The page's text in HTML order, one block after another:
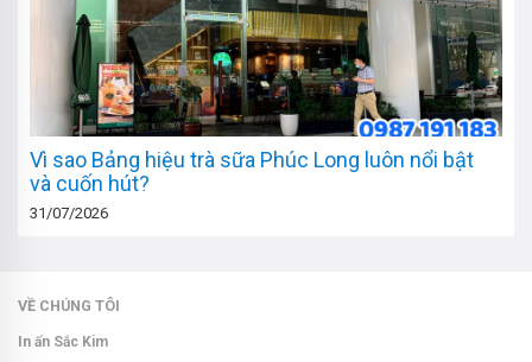
Vì sao Bảng hiệu trà sữa Phúc Long luôn nổi bật
và cuốn hút?
31/07/2026
VỀ CHÚNG TÔI
In ấn Sắc Kim